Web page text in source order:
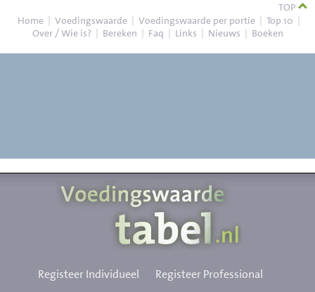
TOP
Home | Voedingswaarde | Voedingswaarde per portie | Top 10 |
Over / Wie is? | Bereken | Faq | Links | Nieuws | Boeken
Registeer Individueel Registeer Professional